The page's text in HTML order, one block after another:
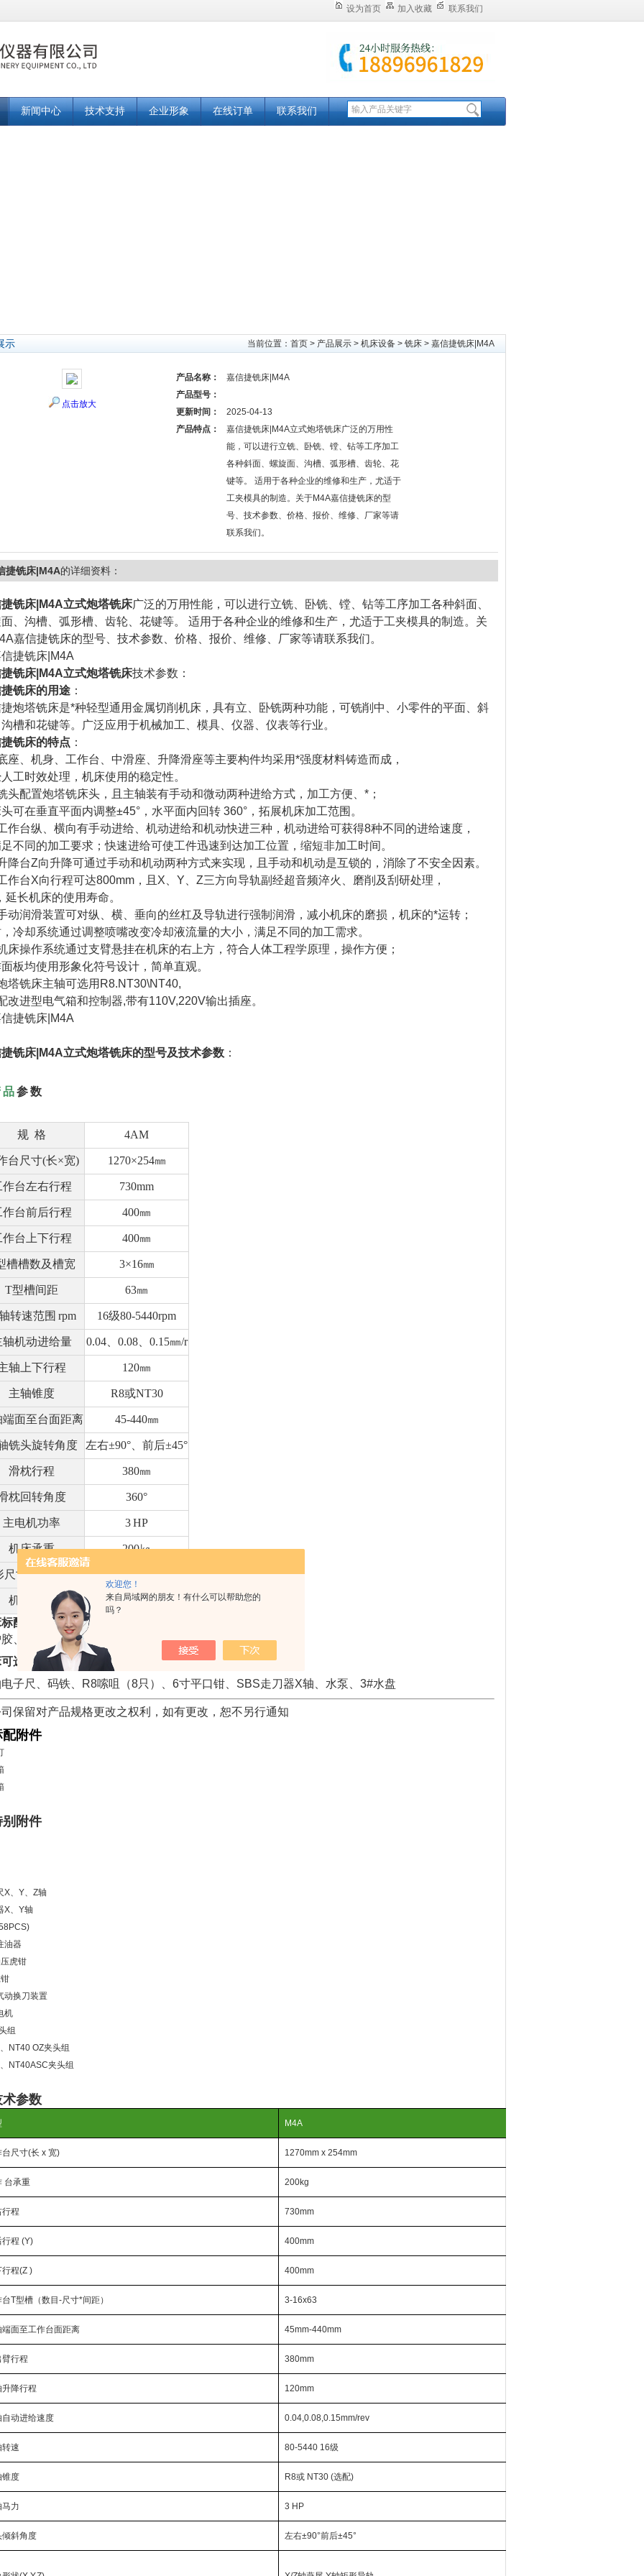
欢迎您！
来自局域网的朋友！有什么可以帮助您的
吗？
设为首页 加入收藏 联系我们
新闻中心 技术支持 企业形象 在线订单 联系我们
示 当前位置： 首页 > 产品展示 > 机床设备 > 铣床 > 嘉信捷铣床|M4A
点击放大
产品名称：
嘉信捷铣床|M4A
产品型号：
更新时间：
2025-04-13
产品特点：
嘉信捷铣床|M4A立式炮塔铣床广泛的万用性
能，可以进行立铣、卧铣、镗、钻等工序加工
各种斜面、螺旋面、沟槽、弧形槽、齿轮、花
键等。 适用于各种企业的维修和生产，尤适于
工夹模具的制造。关于M4A嘉信捷铣床的型
号、技术参数、价格、报价、维修、厂家等请
联系我们。
捷铣床|M4A的详细资料：
铣床|M4A立式炮塔铣床广泛的万用性能，可以进行立铣、卧铣、镗、钻等工序加工各种斜面、
、沟槽、弧形槽、齿轮、花键等。 适用于各种企业的维修和生产，尤适于工夹模具的制造。关
嘉信捷铣床的型号、技术参数、价格、报价、维修、厂家等请联系我们。
铣床|M4A立式炮塔铣床技术参数：
铣床的用途 ：
炮塔铣床是*种轻型通用金属切削机床，具有立、卧铣两种功能，可铣削中、小零件的平面、斜
槽和花键等。广泛应用于机械加工、模具、仪器、仪表等行业。
铣床的特点 ：
座、机身、工作台、中滑座、升降滑座等主要构件均采用*强度材料铸造而成，
工时效处理，机床使用的稳定性。
头配置炮塔铣床头，且主轴装有手动和微动两种进给方式，加工方便、*；
可在垂直平面内调整±45°，水平面内回转 360°，拓展机床加工范围。
作台纵、横向有手动进给、机动进给和机动快进三种，机动进给可获得8种不同的进给速度，
不同的加工要求；快速进给可使工件迅速到达加工位置，缩短非加工时间。
降台Z向升降可通过手动和机动两种方式来实现，且手动和机动是互锁的，消除了不安全因素。
作台X向行程可达800mm，且X、Y、Z三方向导轨副经超音频淬火、磨削及刮研处理，
延长机床的使用寿命。
动润滑装置可对纵、横、垂向的丝杠及导轨进行强制润滑，减小机床的磨损，机床的*运转；
，冷却系统通过调整喷嘴改变冷却液流量的大小，满足不同的加工需求。
床操作系统通过支臂悬挂在机床的右上方，符合人体工程学原理，操作方便；
板均使用形象化符号设计，简单直观。
塔铣床主轴可选用R8.NT30\NT40,
改进型电气箱和控制器,带有110V,220V输出插座。
铣床|M4A立式炮塔铣床的型号及技术参数 ：
品参数
规 格 4AM
台尺寸(长×宽) 1270×254㎜
作台左右行程 730mm
作台前后行程 400㎜
作台上下行程 400㎜
槽槽数及槽宽 3×16㎜
T型槽间距 63㎜
转速范围 rpm 16级80-5440rpm
轴机动进给量 0.04、0.08、0.15㎜/r
轴上下行程 120㎜
主轴锥度 R8或NT30
端面至台面距离 45-440㎜
铣头旋转角度 左右±90°、前后±45°
滑枕行程 380㎜
枕回转角度 360°
主电机功率 3 HP
机床承重 200㎏
尺寸(长×宽×高) 1750×1500×2100㎜
机床净重
1200㎏
配件：
、风琴板、电器箱、拉杆、工具箱、说明书。
选配件：
电子尺、码铁、R8嗦咀（8只）、6寸平口钳、SBS走刀器X轴、水泵、3#水盘
保留对产品规格更改之权利，如有更改，恕不另行通知
配附件
附件
X、Y、Z轴
X、Y轴
油器
虎钳
动换刀装置
机
组
NT40 OZ夹头组
NT40ASC夹头组
术参数
M4A
台尺寸(长 x 宽) 1270mm x 254mm
台承重 200kg
行程 730mm
行程 (Y) 400mm
行程(Z ) 400mm
T型槽（数目-尺寸*间距） 3-16x63
端面至工作台面距离 45mm-440mm
臂行程 380mm
升降行程 120mm
自动进给速度 0.04,0.08,0.15mm/rev
转速 80-5440 16级
锥度 R8或 NT30 (选配)
马力 3 HP
倾斜角度 左右±90°前后±45°